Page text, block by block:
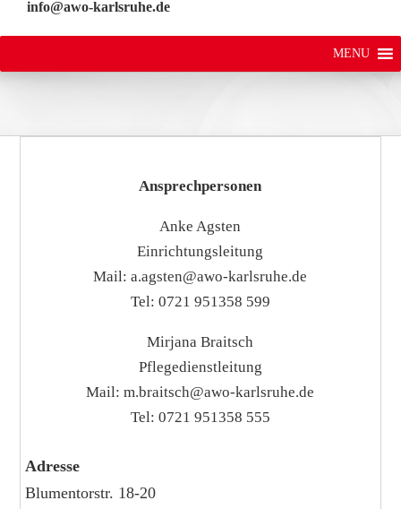
info@awo-karlsruhe.de
MENU
Ansprechpersonen
Anke Agsten
Einrichtungsleitung
Mail:a.agsten@awo-karlsruhe.de
Tel: 0721 951358 599
Mirjana Braitsch
Pflegedienstleitung
Mail:m.braitsch@awo-karlsruhe.de
Tel: 0721 951358 555
Adresse
Blumentorstr. 18-20